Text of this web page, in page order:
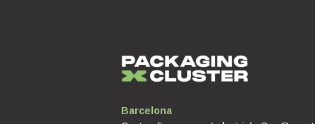
Barcelona